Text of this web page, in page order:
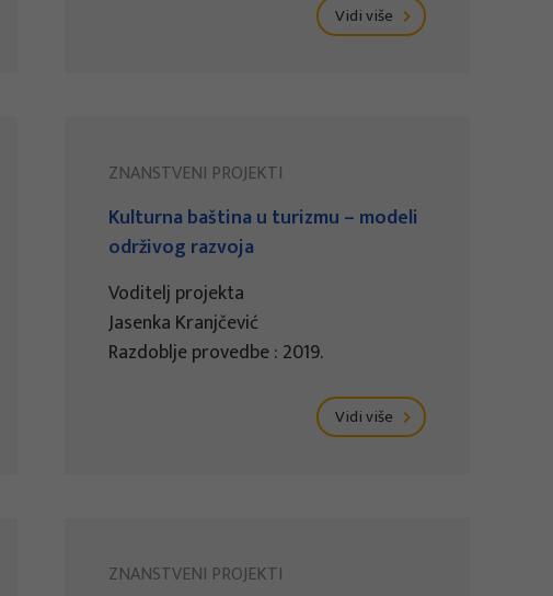
Vidi više
ZNANSTVENI PROJEKTI
Kulturna baština u turizmu – modeli
održivog razvoja
Voditelj projekta
Jasenka Kranjčević
Razdoblje provedbe : 2019.
Vidi više
ZNANSTVENI PROJEKTI